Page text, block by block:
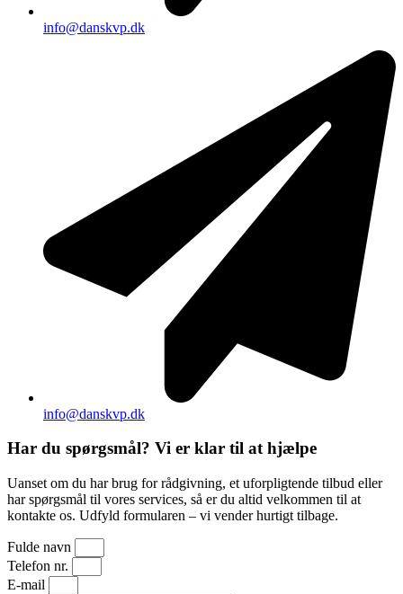
info@danskvp.dk
info@danskvp.dk
Har du spørgsmål? Vi er klar til at hjælpe
Uanset om du har brug for rådgivning, et uforpligtende tilbud eller
har spørgsmål til vores services, så er du altid velkommen til at
kontakte os. Udfyld formularen – vi vender hurtigt tilbage.
Fulde navn
Telefon nr.
E-mail